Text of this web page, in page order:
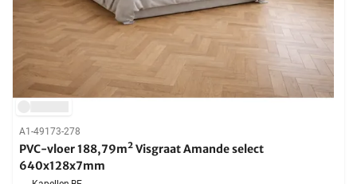
A1-49173-278
PVC-vloer 188,79m² Visgraat Amande select
640x128x7mm